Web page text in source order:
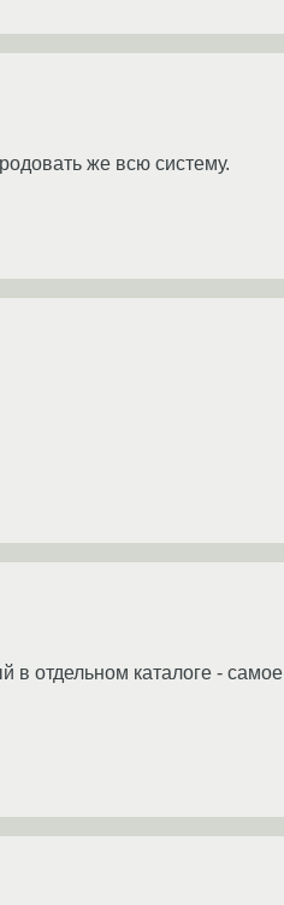
же всю систему.
в отдельном каталоге - самое